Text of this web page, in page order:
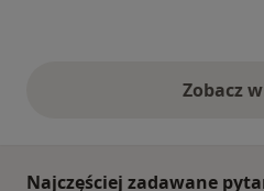
Zobacz
Najczęściej zadawane